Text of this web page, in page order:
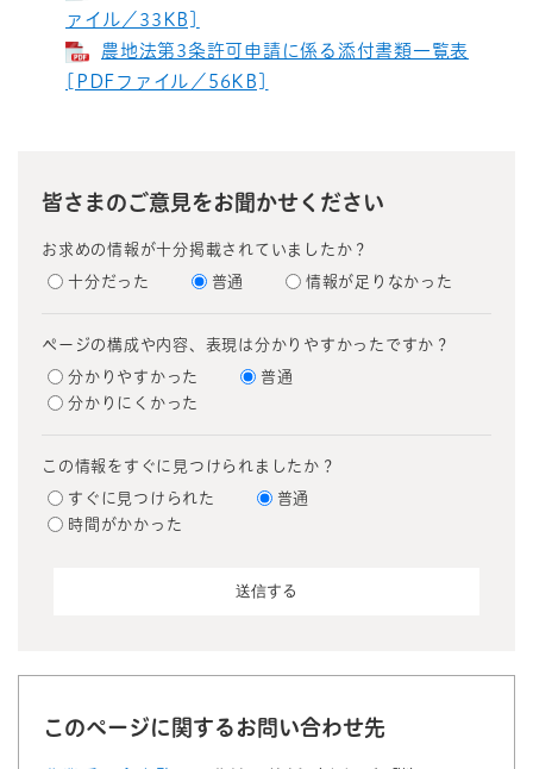
ァイル／33KB]
農地法第3条許可申請に係る添付書類一覧表
[PDFファイル／56KB]
皆さまのご意見をお聞かせください
お求めの情報が十分掲載されていましたか？
十分だった 普通 情報が足りなかった
ページの構成や内容、表現は分かりやすかったですか？
分かりやすかった
普通
分かりにくかった
この情報をすぐに見つけられましたか？
すぐに見つけられた
普通
時間がかかった
このページに関するお問い合わせ先